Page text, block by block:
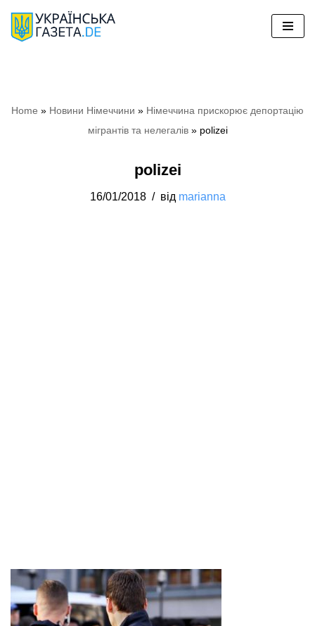
Перейти
Home » Новини Німеччини » Німеччина прискорює депортацію
мігрантів та нелегалів» polizei
polizei
16/01/2018 від marianna